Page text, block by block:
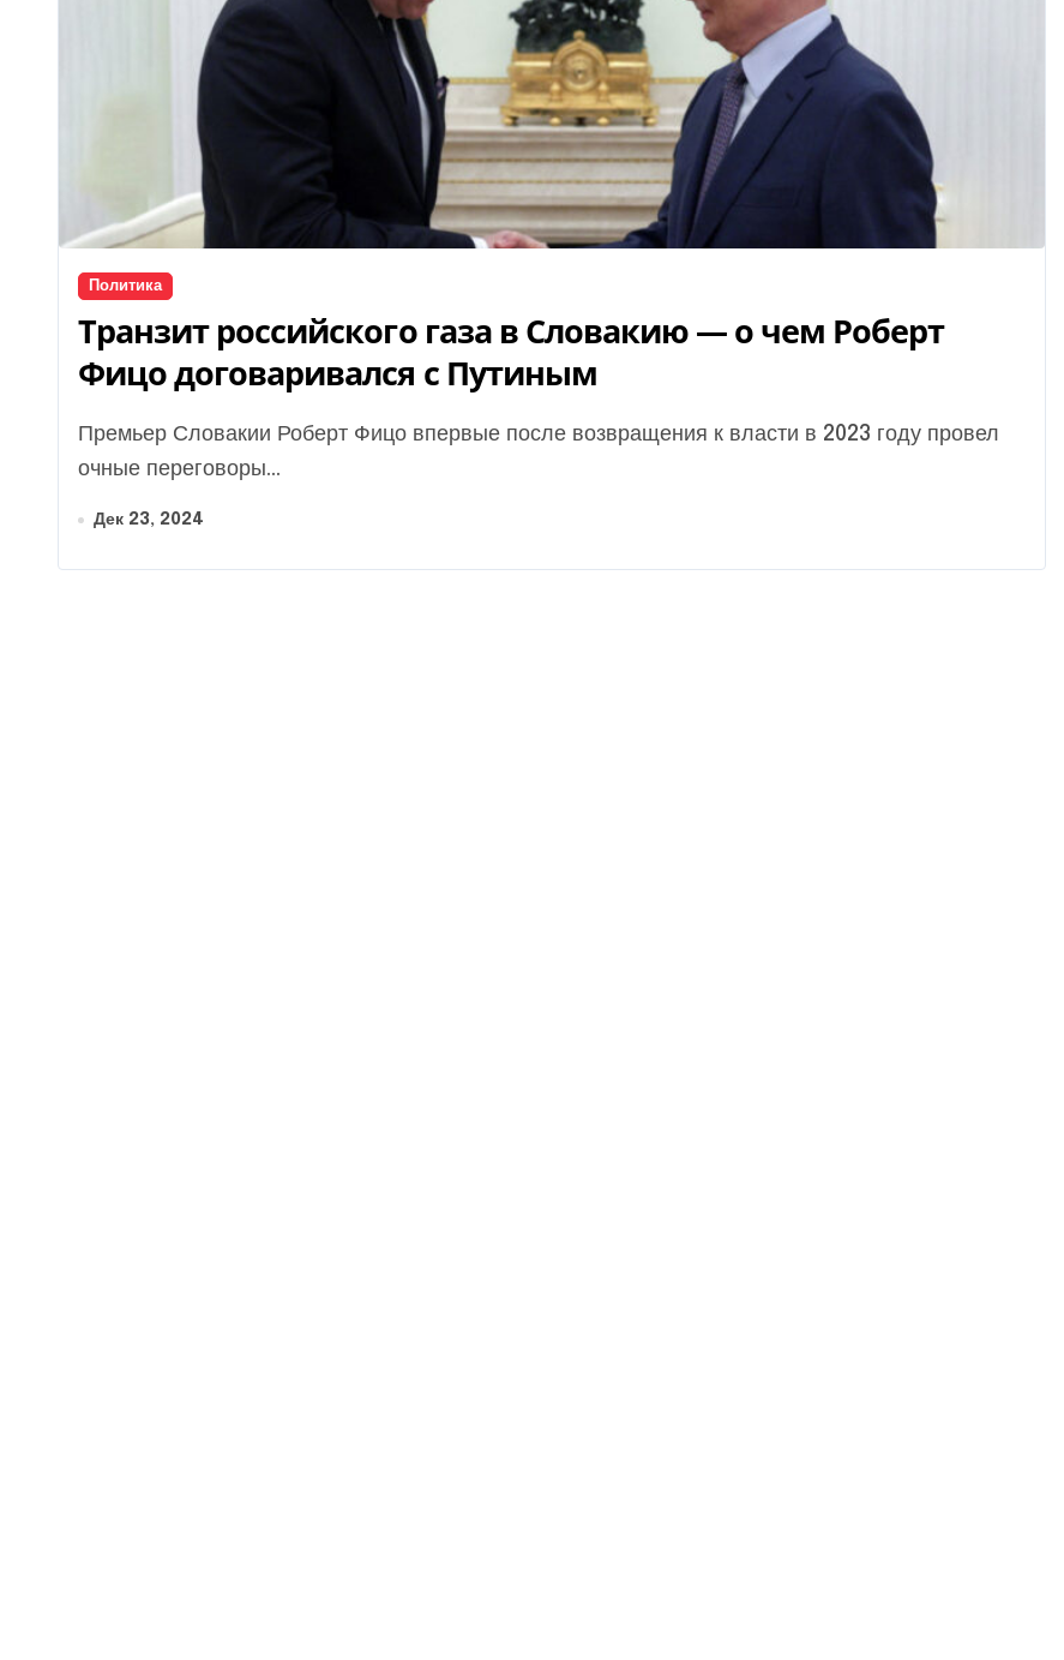
Политика
Транзит российского газа в Словакию — о чем Роберт
Фицо договаривался с Путиным
Премьер Словакии Роберт Фицо впервые после возвращения к власти в 2023 году провел
очные переговоры...
Дек 23, 2024